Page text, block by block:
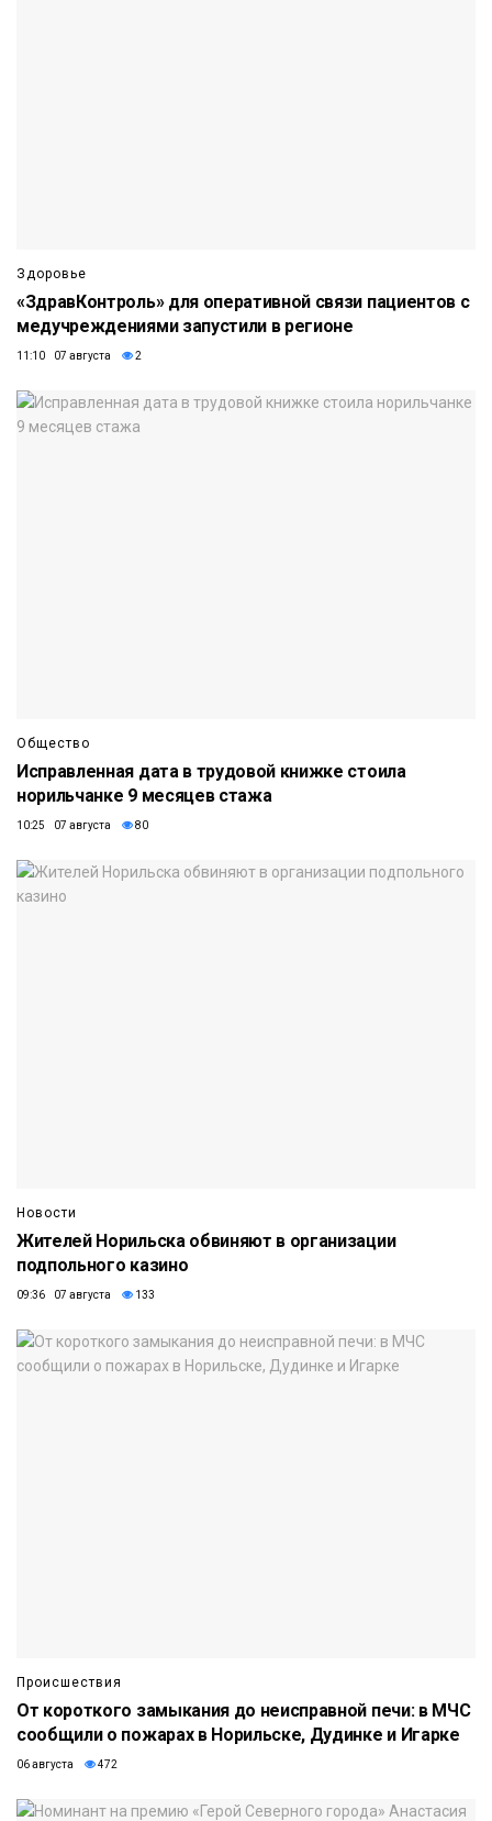
Здоровье
«ЗдравКонтроль» для оперативной связи пациентов с
медучреждениями запустили в регионе
11:10 07 августа 2
Общество
Исправленная дата в трудовой книжке стоила
норильчанке 9 месяцев стажа
10:25 07 августа 80
Новости
Жителей Норильска обвиняют в организации
подпольного казино
09:36 07 августа 133
Происшествия
От короткого замыкания до неисправной печи: в МЧС
сообщили о пожарах в Норильске, Дудинке и Игарке
06 августа 472